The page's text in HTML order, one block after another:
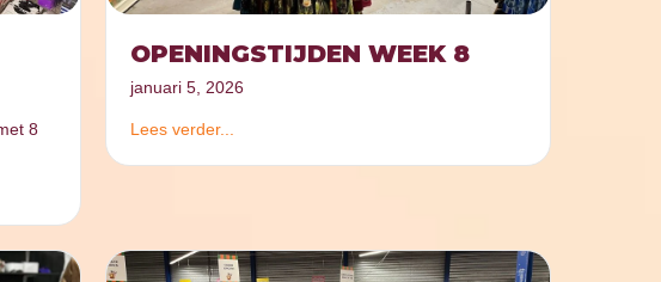
8
OPENINGSTIJDEN WEEK 8
januari 5, 2026
Lees verder...